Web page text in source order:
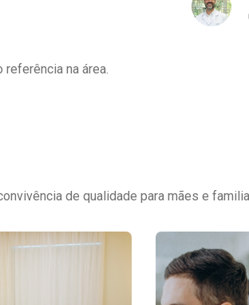
na área.
de qualidade para mães e